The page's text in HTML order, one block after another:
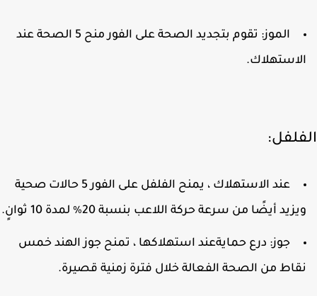
الموز: تقوم بتجديد الصحة على الفور منح 5 الصحة عند
عند الاستهلاك ، يمنح الفلفل على الفور 5 حالات صحية
أيضًا من سرعة حركة اللاعب بنسبة 20٪ لمدة 10 ثوانٍ.
جوز: درع حمايةعند استهلاكها ، تمنح جوز الهند خمس
من الصحة الفعالة خلال فترة زمنية قصيرة.